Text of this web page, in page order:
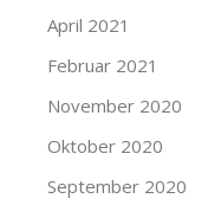
April 2021
Februar 2021
November 2020
Oktober 2020
September 2020